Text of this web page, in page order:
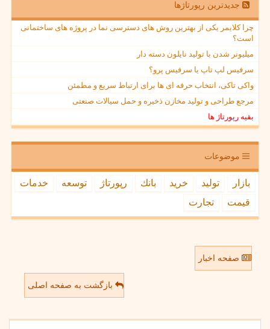
جدیدترین رپورتاژها
چرا کلایمر یکی از بهترین روش های دسترسی نما در پروژه های ساختمانی
است؟
میلیونر شدن با تولید نایلون دسته دار
سرفیس لپ تاپ یا سرفیس پرو؟
واکی تاکی، انتخاب حرفه ای ها برای ارتباط سریع و مطمئن
مرجع طراحی و تولید مخازن ذخیره و حمل سیالات صنعتی
بقیه رپورتاژ ها
موضوعات
بازار تولید خرید بانك رپورتاژ توسعه
خدمات
قیمت
تجارت
صفحه اخبار
بازگشت به صفحه اصلی